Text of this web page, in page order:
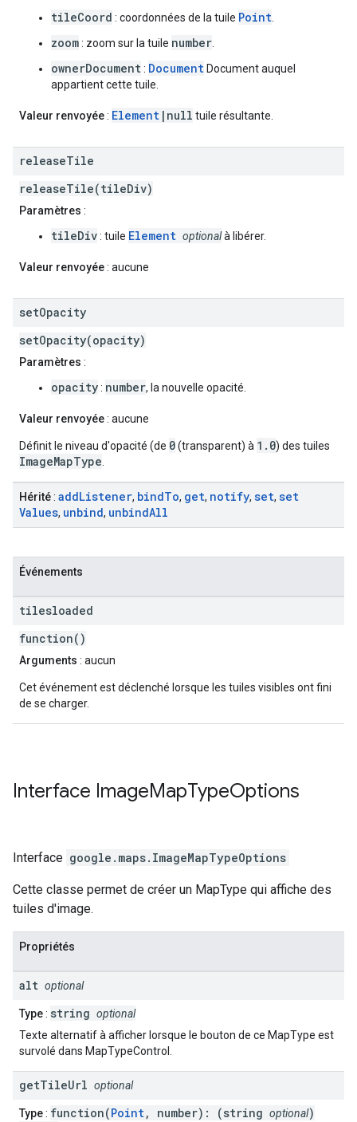
tileCoord : coordonnées de la tuile Point
zoom: zoom sur la tuile number
ownerDocument: Document Document auquel
appartient cette tuile.
Valeur renvoyée: Element |null tuile résultante.
releaseTile
releaseTile(tileDiv)
Paramètres :
tileDiv: tuile Element optionalà libérer.
Valeur renvoyée: aucune
setOpacity
setOpacity(opacity)
Paramètres :
opacity: number, la nouvelle opacité.
Valeur renvoyée: aucune
Définit le niveau d'opacité (de 0(transparent) à 1.0) des tuiles
ImageMapType
Hérité: addListener, bindTo, get, notify, set, set
Values, unbind, unbindAll
Événements
tilesloaded
function()
Arguments : aucun
Cet événement est déclenché lorsque les tuiles visibles ont fini
de se charger.
Interface ImageMapTypeOptions
Interface google.maps. ImageMapTypeOptions
Cette classe permet de créer un MapType qui affiche des
tuiles d'image.
Propriétés
alt optional
Type: string optional
Texte alternatif à afficher lorsque le bouton de ce MapType est
survolé dans MapTypeControl.
getTileUrl optional
Type: function(Point, number): (string optional)